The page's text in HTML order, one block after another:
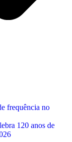
frequência no
120 anos de